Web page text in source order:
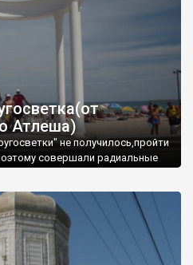
Атлеша)
не получилось,пройти
совершали радиальные